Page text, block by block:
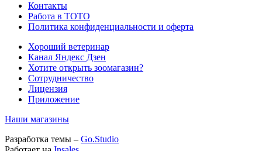
Контакты
Работа в ТОТО
Политика конфиденциальности и оферта
Хороший ветеринар
Канал Яндекс Дзен
Хотите открыть зоомагазин?
Сотрудничество
Лицензия
Приложение
Наши магазины
Разработка темы – Go.Studio